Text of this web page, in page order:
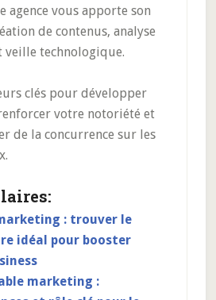
agence vous apporte son
de contenus, analyse
technologique.
clés pour développer
votre notoriété et
de la concurrence sur les
: trouver le
idéal pour booster
marketing :